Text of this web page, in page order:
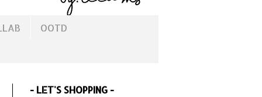
OOTD
- LET'S SHOPPING -